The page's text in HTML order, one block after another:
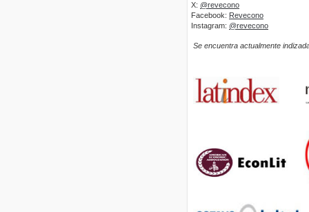
X: @revecono
Facebook: Revecono
Instagram: @revecono
Se encuentra actualmente